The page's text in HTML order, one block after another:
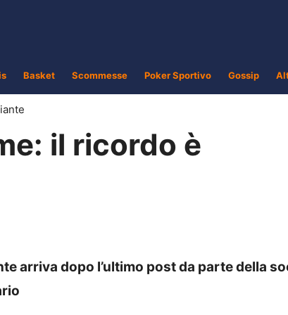
Basket Scommesse Poker Sportivo Gossip
il ricordo è
arriva dopo l’ultimo post da parte della